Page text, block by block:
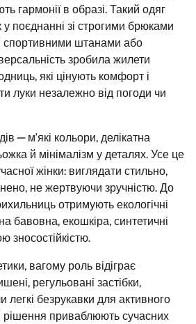
гармонії в образі. Такий одяг
поєднанні зі строгими брюками
спортивними штанами або
зробила жилети
які цінують комфорт і
луки незалежно від погоди чи
— м’які кольори, делікатна
й мінімалізм у деталях. Усе це
жінки: виглядати стильно,
не жертвуючи зручністю. До
отримують екологічні
бавовна, екошкіра, синтетичні
зносостійкістю.
вагому роль відіграє
регульовані застібки,
легкі безрукавки для активного
рішення приваблюють сучасних